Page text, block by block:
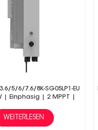
5/6/7.6/8K-SG05LP1-EU
| Einphasig | 2 MPPT |
WEITERLESEN